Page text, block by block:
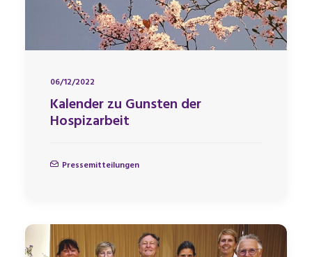
06/12/2022
Kalender zu Gunsten der
Hospizarbeit
Pressemitteilungen